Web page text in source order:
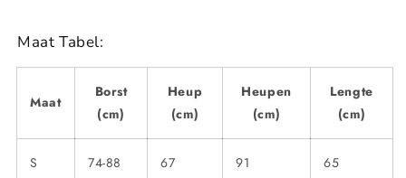
Maat Tabel:
Maat
Borst
(cm)
Heup
(cm)
Heupen
(cm)
Lengte
(cm)
S 74-88 67 91 65